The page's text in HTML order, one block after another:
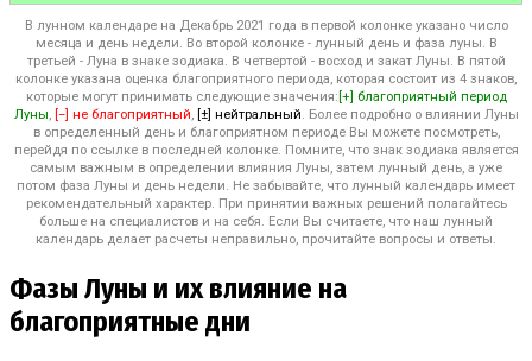
В лунном календаре на Декабрь 2021 года в первой колонке указано число
месяца и день недели. Во второй колонке - лунный день и фаза луны. В
третьей - Луна в знаке зодиака. В четвертой - восход и закат Луны. В пятой
колонке указана оценка благоприятного периода, которая состоит из 4 знаков,
которые могут принимать следующие значения: [+] благоприятный период
Луны, [−] не благоприятный, [±] нейтральный. Более подробно о влиянии Луны
в определенный день и благоприятном периоде Вы можете посмотреть,
перейдя по ссылке в последней колонке. Помните, что знак зодиака является
самым важным в определении влияния Луны, затем лунный день, а уже
потом фаза Луны и день недели. Не забывайте, что лунный календарь имеет
рекомендательный характер. При принятии важных решений полагайтесь
больше на специалистов и на себя. Если Вы считаете, что наш лунный
календарь делает расчеты неправильно, прочитайте вопросы и ответы.
Фазы Луны и их влияние на
благоприятные дни